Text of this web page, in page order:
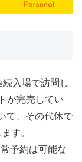
入場で訪問し
が完売してい
て、その代休で
す。
予約は可能な